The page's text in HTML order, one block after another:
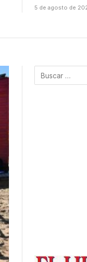
5 de agosto de